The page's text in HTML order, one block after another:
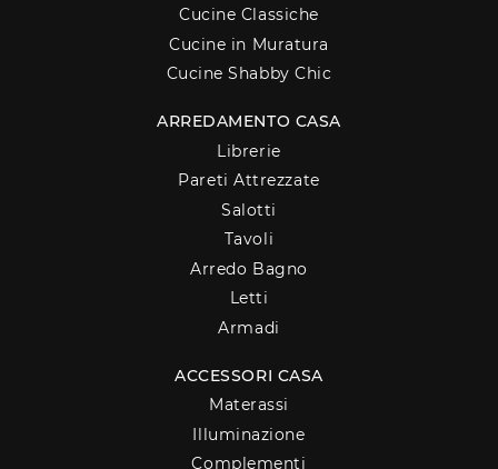
Cucine Classiche
Cucine in Muratura
Cucine Shabby Chic
ARREDAMENTO CASA
Librerie
Pareti Attrezzate
Salotti
Tavoli
Arredo Bagno
Letti
Armadi
ACCESSORI CASA
Materassi
Illuminazione
Complementi